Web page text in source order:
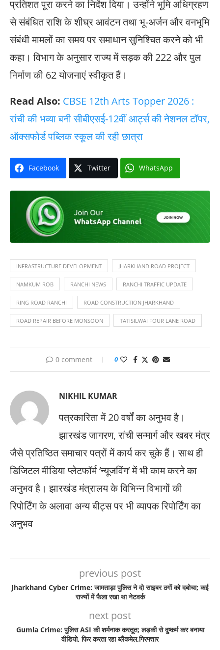
प्रतिशत पूरा करने का निर्देश दिया। उन्होंने भूमि अधिग्रहण
से संबंधित राशि के शीघ्र आवंटन तथा भू-अर्जन और वनभूमि
संबंधी मामलों का समय पर समाधान सुनिश्चित करने को भी
कहा। विभाग के अनुसार राज्य में सड़क की 222 और पुल
निर्माण की 62 योजनाएं स्वीकृत हैं।
Read Also: CBSE 12th Arts Topper 2026 :
रांची की भव्या बनी सीबीएसई-12वीं आर्ट्स की नेशनल टॉपर,
ऑक्सफोर्ड पब्लिक स्कूल की रही छात्रा
Facebook Twitter WhatsApp
INFRASTRUCTURE DEVELOPMENT JHARKHAND ROAD PROJECT
NAMKUM ROB RANCHI NEWS RANCHI TRAFFIC UPDATE
RING ROAD RANCHI ROAD CONSTRUCTION JHARKHAND
ROAD REPAIR BEFORE MONSOON TATISILWAI FOUR LANE ROAD
0 comment 0
NIKHIL KUMAR
पत्रकारिता में 20 वर्षों का अनुभव है।
झारखंड जागरण, रांची सन्मार्ग और खबर मंत्र
जैसे प्रतिष्ठित समाचार पत्रों में कार्य कर चुके हैं। साथ ही
डिजिटल मीडिया प्लेटफॉर्म ‘न्यूजविंग’ में भी काम करने का
अनुभव है। झारखंड मंत्रालय के विभिन्न विभागों की
रिपोर्टिंग के अलावा अन्य बीट्स पर भी व्यापक रिपोर्टिंग का
अनुभव
previous post
Jharkhand Cyber Crime: जामताड़ा पुलिस ने दो साइबर ठगों को दबोचा; कई
राज्यों में फैला रखा था नेटवर्क
next post
Gumla Crime: पुलिस ASI की शर्मनाक करतूत; लड़की से दुष्कर्म कर बनाया
वीडियो, फिर करता रहा ब्लैकमेल,गिरफ्तार